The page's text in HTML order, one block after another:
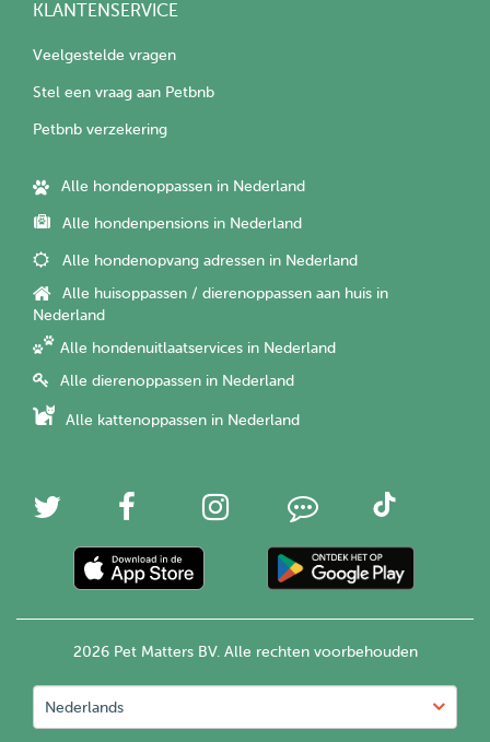
KLANTENSERVICE
Veelgestelde vragen
Stel een vraag aan Petbnb
Petbnb verzekering
Alle hondenoppassen in Nederland
Alle hondenpensions in Nederland
Alle hondenopvang adressen in Nederland
Alle huisoppassen / dierenoppassen aan huis in
Nederland
Alle hondenuitlaatservices in Nederland
Alle dierenoppassen in Nederland
Alle kattenoppassen in Nederland
2026 Pet Matters BV. Alle rechten voorbehouden
Nederlands